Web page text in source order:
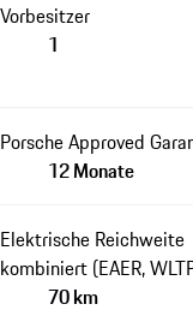
Vorbesitzer
1
Porsche Approved
12 Monate
Elektrische Reichweite
kombiniert (EAER,
70 km